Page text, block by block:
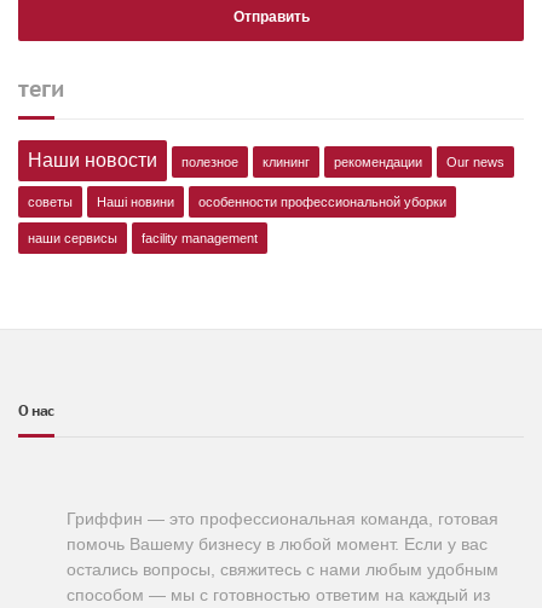
теги
Наши новости полезное клининг рекомендации Our news
советы Наші новини особенности профессиональной уборки
наши сервисы facility management
О нас
Гриффин — это профессиональная команда, готовая
помочь Вашему бизнесу в любой момент. Если у вас
остались вопросы, свяжитесь с нами любым удобным
способом — мы с готовностью ответим на каждый из